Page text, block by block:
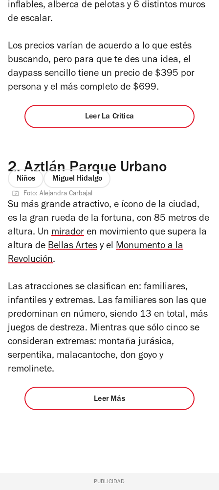
inflables, alberca de pelotas y 6 distintos muros
de escalar.
Los precios varían de acuerdo a lo que estés
buscando, pero para que te des una idea, el
daypass sencillo tiene un precio de $395 por
persona y el más completo de $699.
Leer La Crítica
2. Aztlán Parque Urbano
Niños Miguel Hidalgo
Foto: Alejandra Carbajal
Su más grande atractivo, e ícono de la ciudad,
es la gran rueda de la fortuna, con 85 metros de
altura. Un mirador en movimiento que supera la
altura de Bellas Artes y el Monumento a la
Revolución.
Las atracciones se clasifican en: familiares,
infantiles y extremas. Las familiares son las que
predominan en número, siendo 13 en total, más
juegos de destreza. Mientras que sólo cinco se
consideran extremas: montaña jurásica,
serpentika, malacantoche, don goyo y
remolinete.
Leer Más
PUBLICIDAD